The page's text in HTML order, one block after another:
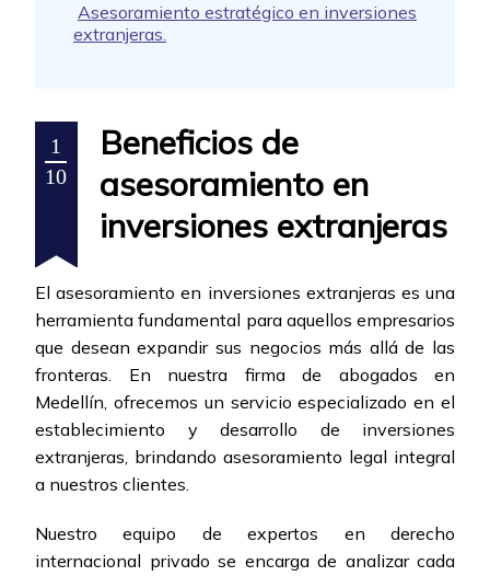
Asesoramiento estratégico en inversiones
extranjeras.
1
10
Beneficios de
asesoramiento en
inversiones extranjeras
El asesoramiento en inversiones extranjeras es una
herramienta fundamental para aquellos empresarios
que desean expandir sus negocios más allá de las
fronteras. En nuestra firma de abogados en
Medellín, ofrecemos un servicio especializado en el
establecimiento y desarrollo de inversiones
extranjeras, brindando asesoramiento legal integral
a nuestros clientes.
Nuestro equipo de expertos en derecho
internacional privado se encarga de analizar cada